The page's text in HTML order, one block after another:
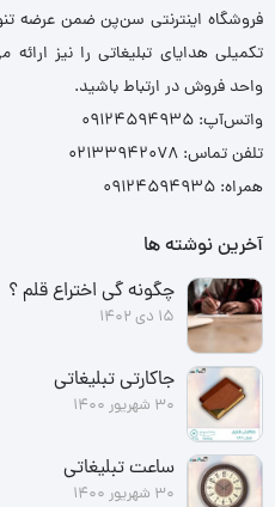
فروشگاه اینترنتی سن‌پن ضمن عرضه
تکمیلی هدایای تبلیغاتی را نیز
واحد فروش در ارتباط باشید.
واتس‌آپ: ۰۹۱۲۴۵۹۴۹۳۵
تلفن تماس: ۰۲۱۳۳۹۴۲۰۷۸
همراه: ۰۹۱۲۴۵۹۴۹۳۵
آخرین نوشته ها
چگونه گی اختراع قلم ؟
15 دی 1402
جاکارتی تبلیغاتی
30 شهریور 1400
ساعت تبلیغاتی
30 شهریور 1400